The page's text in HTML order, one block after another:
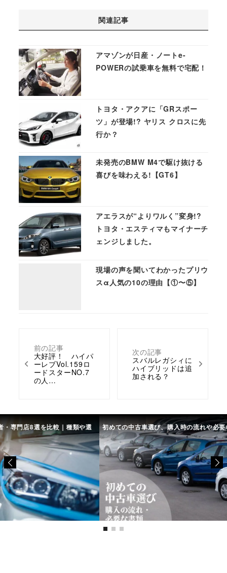
前の記事
大好評！ ハイパ
ーレブVol.159ロ
ードスターNO.7
の人…
次の記事
スバルレガシィに
ハイブリッドは追
加される？
関連記事
アマゾンが日産・ノートe-
POWERの試乗車を無料で宅配！
トヨタ・アクアに「GRスポー
ツ」が登場!? ヤリス クロスに先
行か？
未発売のBMW M4で駆け抜ける
喜びを味わえる!【GT6】
アエラスが“よりワルく”変身!?
トヨタ・エスティマもマイナーチ
ェンジしました。
現場の声を聞いてわかったプリウ
スα人気の10の理由【①〜⑤】
選 初めての中古車選び、購入時の流れや必要な書類などについて 中古
て